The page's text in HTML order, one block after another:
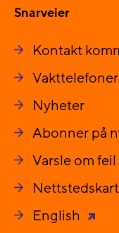
Snarveier
Kontakt
Vakttelefoner
Nyheter
Abonner på
Varsle om
Nettstedskart
English